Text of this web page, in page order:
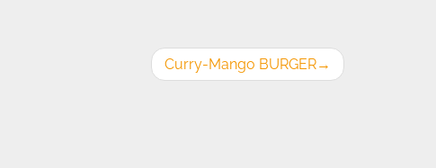
Curry-Mango BURGER→